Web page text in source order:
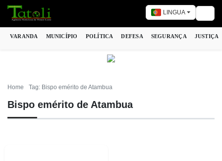
LINGUA
VARANDA MUNICÍPIO POLÍTICA DEFESA SEGURANÇA JUSTIÇA
Home Tag: Bispo emérito de Atambua
Bispo emérito de Atambua